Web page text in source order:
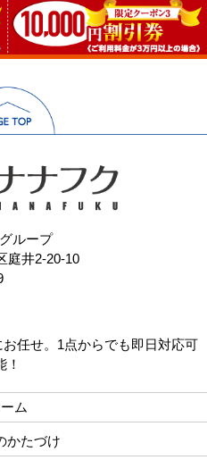
ループ
庭井2-20-10
任せ。1点からでも即日対応可
！
ム
かたづけ